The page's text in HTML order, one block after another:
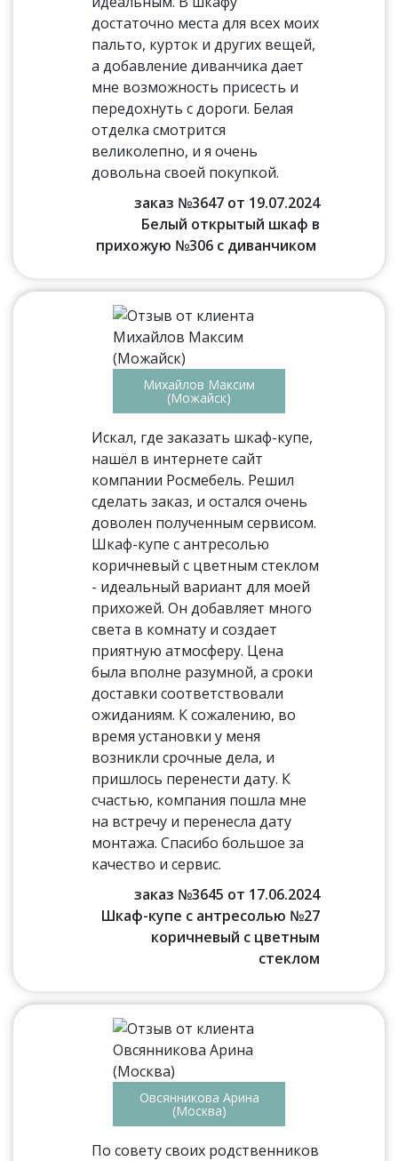
достаточно места для всех моих
пальто, курток и других вещей,
а добавление диванчика дает
мне возможность присесть и
передохнуть с дороги. Белая
отделка смотрится
великолепно, и я очень
довольна своей покупкой.
заказ №3647 от 19.07.2024
Белый открытый шкаф в
прихожую №306 с диванчиком
Михайлов Максим
(Можайск)
Искал, где заказать шкаф-купе,
нашёл в интернете сайт
компании Росмебель. Решил
сделать заказ, и остался очень
доволен полученным сервисом.
Шкаф-купе с антресолью
коричневый с цветным стеклом
- идеальный вариант для моей
прихожей. Он добавляет много
света в комнату и создает
приятную атмосферу. Цена
была вполне разумной, а сроки
доставки соответствовали
ожиданиям. К сожалению, во
время установки у меня
возникли срочные дела, и
пришлось перенести дату. К
счастью, компания пошла мне
на встречу и перенесла дату
монтажа. Спасибо большое за
качество и сервис.
заказ №3645 от 17.06.2024
Шкаф-купе с антресолью №27
коричневый с цветным
стеклом
Овсянникова Арина
(Москва)
По совету своих родственников